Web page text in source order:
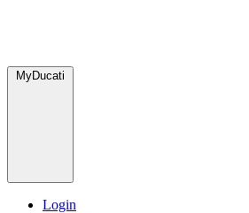
MyDucati
Login